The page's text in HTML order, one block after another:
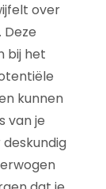
over
bij het
kunnen
van je